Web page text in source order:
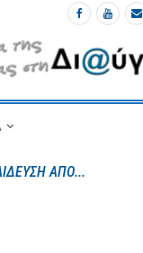
της Κεντρικής...